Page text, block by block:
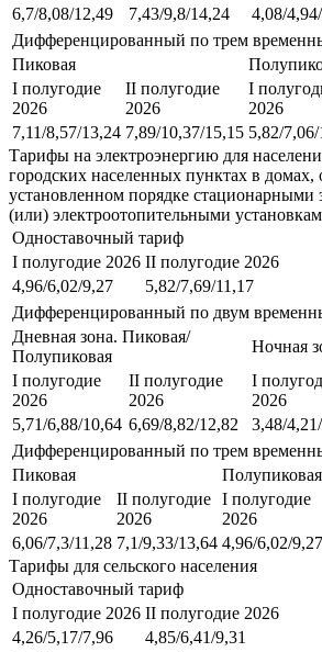
6,7/8,08/12,49
7,43/9,8/14,24 4,08/
Дифференцированный по трем
Пиковая
I полугодие
2026
II полугодие
2026
I
2026
7,11/8,57/13,24 7,89/10,37/15,15 5,82/
Тарифы на электроэнергию для
городских населенных пунктах в домах,
установленном порядке стационарными
(или) электроотопительными
Одноставочный тариф
I полугодие 2026 II полугодие 2026
4,96/6,02/9,27
5,82/7,69/11,17
Дифференцированный по двум
Дневная зона. Пиковая/
Полупиковая
Ночная
I полугодие
2026
II полугодие
2026
I
2026
5,71/6,88/10,64 6,69/8,82/12,82 3,48/
Дифференцированный по трем
Пиковая
Полупиковая
I полугодие
2026
II полугодие
2026
I полугодие
2026
6,06/7,3/11,28 7,1/9,33/13,64 4,96/6,02/9,27
Тарифы для сельского населения
Одноставочный тариф
I полугодие 2026 II полугодие 2026
4,26/5,17/7,96
4,85/6,41/9,31